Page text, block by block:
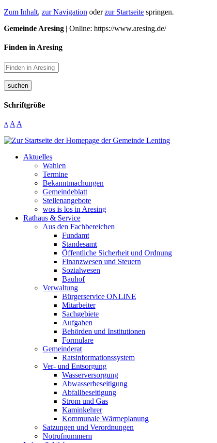
Zum Inhalt, zur Navigation oderzur Startseite springen.
Gemeinde Aresing | Online: https://www.aresing.de/
Finden in Aresing
suchen
Schriftgröße
A A A
Aktuelles
Wahlen
Termine
Bekanntmachungen
Gemeindeblatt
Stellenangebote
wos is los in Aresing
Rathaus & Service
Aus den Fachbereichen
Fundamt
Standesamt
Öffentliche Sicherheit und Ordnung
Finanzwesen und Steuern
Sozialwesen
Bauhof
Verwaltung
Bürgerservice ONLINE
Mitarbeiter
Sachgebiete
Aufgaben
Behörden und Institutionen
Formulare
Gemeinderat
Ratsinformationssystem
Ver- und Entsorgung
Wasserversorgung
Abwasserbeseitigung
Abfallbeseitigung
Strom und Gas
Kaminkehrer
Kommunale Wärmeplanung
Satzungen und Verordnungen
Notrufnummern